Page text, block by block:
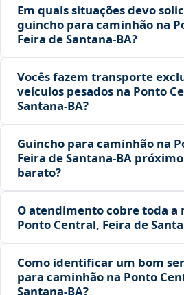
Em quais situações devo
guincho para caminhão na
Feira de Santana‑BA?
Vocês fazem transporte
veículos pesados na Ponto
Santana‑BA?
Guincho para caminhão na
Feira de Santana‑BA
barato?
O atendimento cobre toda a
Ponto Central, Feira de
Como identificar um bom
para caminhão na Ponto
Santana‑BA?